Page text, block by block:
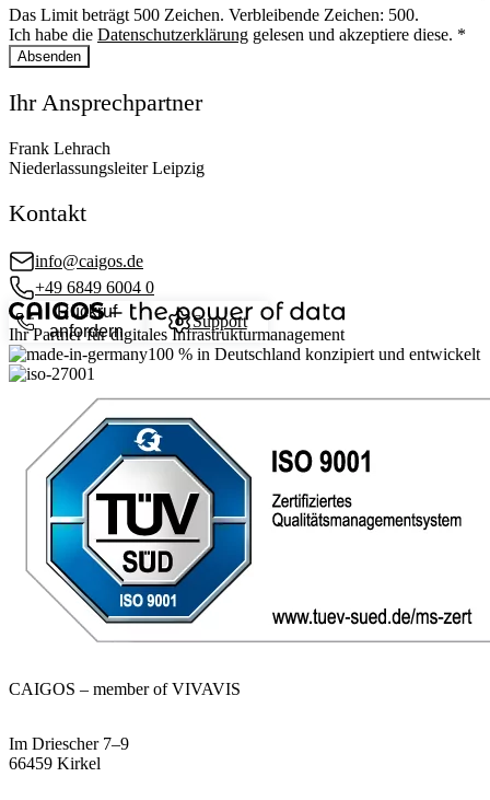
Das Limit beträgt 500 Zeichen. Verbleibende Zeichen: 500.
Ich habe die Datenschutzerklärung gelesen und akzeptiere diese. *
Absenden
Ihr Ansprechpartner
Frank Lehrach
Niederlassungsleiter Leipzig
Kontakt
info@caigos.de
+49 6849 6004 0
Rückruf
anfordern
Support
Ihr Partner für digitales Infrastrukturmanagement
100 % in Deutschland konzipiert und entwickelt
CAIGOS – member of VIVAVIS
Im Driescher 7–9
66459 Kirkel